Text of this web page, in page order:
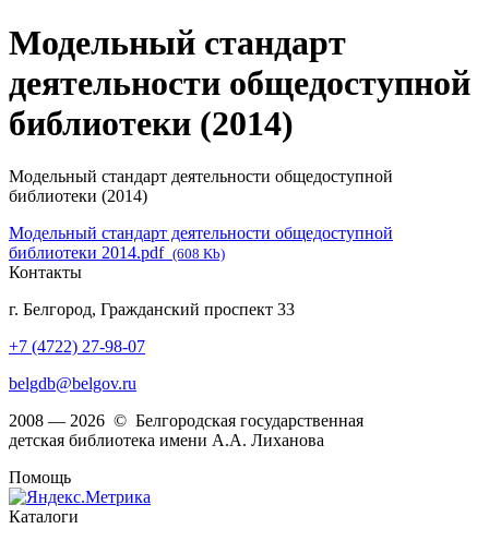
Модельный стандарт
деятельности общедоступной
библиотеки (2014)
Модельный стандарт деятельности общедоступной
библиотеки (2014)
Модельный стандарт деятельности общедоступной
библиотеки 2014.pdf (608 Kb)
Контакты
г. Белгород, Гражданский проспект 33
+7 (4722) 27-98-07
belgdb@belgov.ru
2008 — 2026 © Белгородская государственная
детская библиотека имени А.А. Лиханова
Помощь
Каталоги